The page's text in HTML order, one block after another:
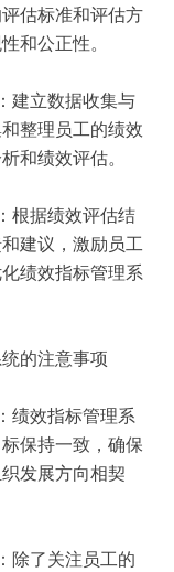
估标准和评估方
和公正性。
建立数据收集与
整理员工的绩效
和绩效评估。
根据绩效评估结
建议，激励员工
绩效指标管理系
的注意事项
绩效指标管理系
保持一致，确保
发展方向相契
除了关注员工的